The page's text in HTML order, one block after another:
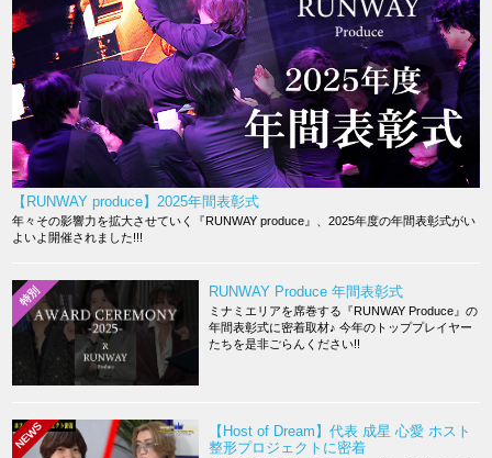
【RUNWAY produce】2025年間表彰式
年々その影響力を拡大させていく『RUNWAY produce』、2025年度の年間表彰式がい
よいよ開催されました!!!
特別 RUNWAY Produce 年間表彰式
ミナミエリアを席巻する『RUNWAY Produce』の
年間表彰式に密着取材♪ 今年のトッププレイヤー
たちを是非ごらんください!!
NEWS
【Host of Dream】代表 成星 心愛 ホスト
整形プロジェクトに密着